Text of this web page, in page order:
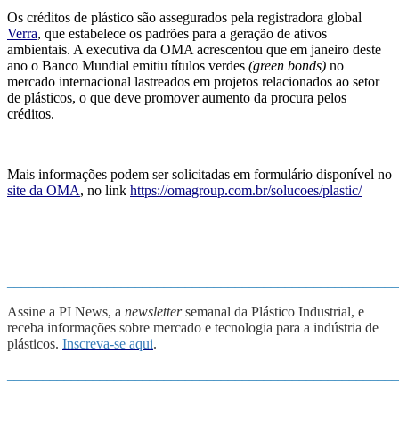
Os créditos de plástico são assegurados pela registradora global
Verra, que estabelece os padrões para a geração de ativos
ambientais. A executiva da OMA acrescentou que em janeiro deste
ano o Banco Mundial emitiu títulos verdes (green bonds) no
mercado internacional lastreados em projetos relacionados ao setor
de plásticos, o que deve promover aumento da procura pelos
créditos.
Mais informações podem ser solicitadas em formulário disponível no
site da OMA, no link https://omagroup.com.br/solucoes/plastic/
Assine a PI News, a newslettersemanal da Plástico Industrial, e
receba informações sobre mercado e tecnologia para a indústria de
plásticos. Inscreva-se aqui.